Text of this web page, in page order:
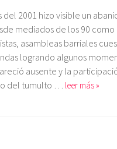
del 2001 hizo visible un
mediados de los 90
asambleas barriales
logrando algunos
ausente y la
del tumulto … leer más »